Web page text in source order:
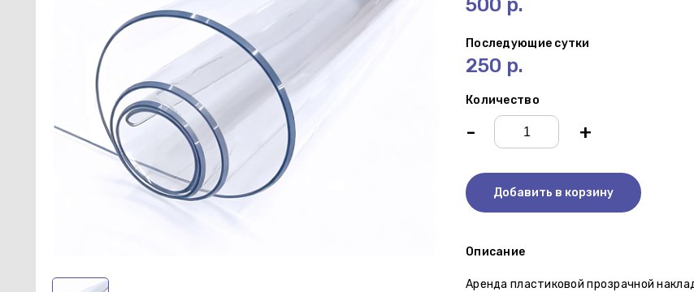
500 р.
Последующие сутки
250 р.
Количество
- +
Добавить в корзину
Описание
Аренда пластиковой прозрачной